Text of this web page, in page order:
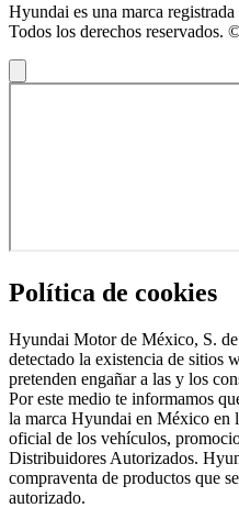
Hyundai es una marca
Todos los derechos
Política de cookies
Hyundai Motor de México, S.
detectado la existencia de sitios
pretenden engañar a las y los
Por este medio te informamos
la marca Hyundai en México en
oficial de los vehículos,
Distribuidores Autorizados.
compraventa de productos que
autorizado.